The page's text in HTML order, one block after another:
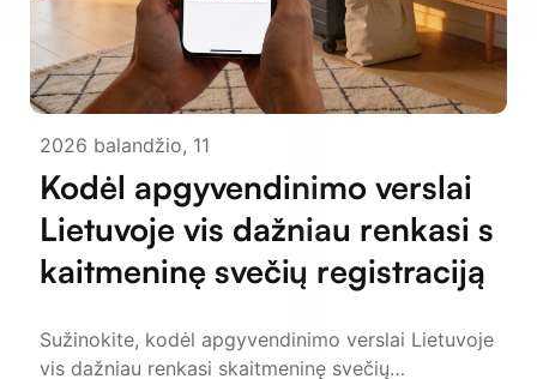
2026 balandžio, 11
Kodėl apgyvendinimo verslai
Lietuvoje vis dažniau renkasi s
kaitmeninę svečių registraciją
Sužinokite, kodėl apgyvendinimo verslai Lietuvoje
vis dažniau renkasi skaitmeninę svečių…